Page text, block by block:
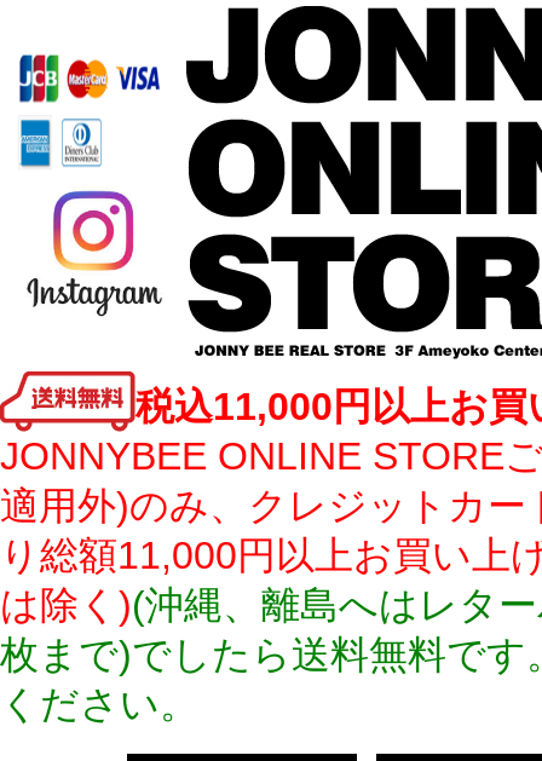
税込11,000円以上お
JONNYBEE ONLINE STORE
適用外)のみ、クレジットカ
り総額11,000円以上お買い上
は除く)(沖縄、離島へはレタ
枚まで)でしたら送料無料で
ください。